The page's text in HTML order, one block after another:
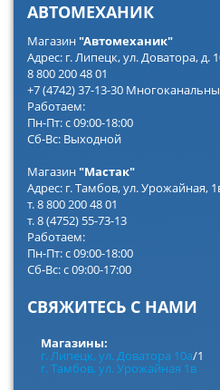
АВТОМЕХАНИК
Магазин"Автомеханик"
Адрес: г. Липецк, ул. Доватора, д.
8 800 200 48 01
+7 (4742) 37-13-30
Работаем:
Пн-Пт: с 09:00-18:00
Сб-Вс: Выходной
Магазин"Мастак"
Адрес: г. Тамбов, ул. Урожайная,
т. 8 800 200 48 01
т. 8 (4752) 55-73-13
Работаем:
Пн-Пт: с 09:00-18:00
Сб-Вс: с 09:00-17:00
СВЯЖИТЕСЬ С НАМИ
Магазины:
г. Липецк, ул. Доватора 10а/1
г. Тамбов, ул. Урожайная 1в